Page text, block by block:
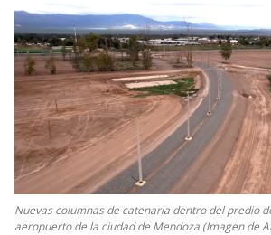
Nuevas columnas de catenaria dentro del predio
aeropuerto de la ciudad de Mendoza (Imagen de